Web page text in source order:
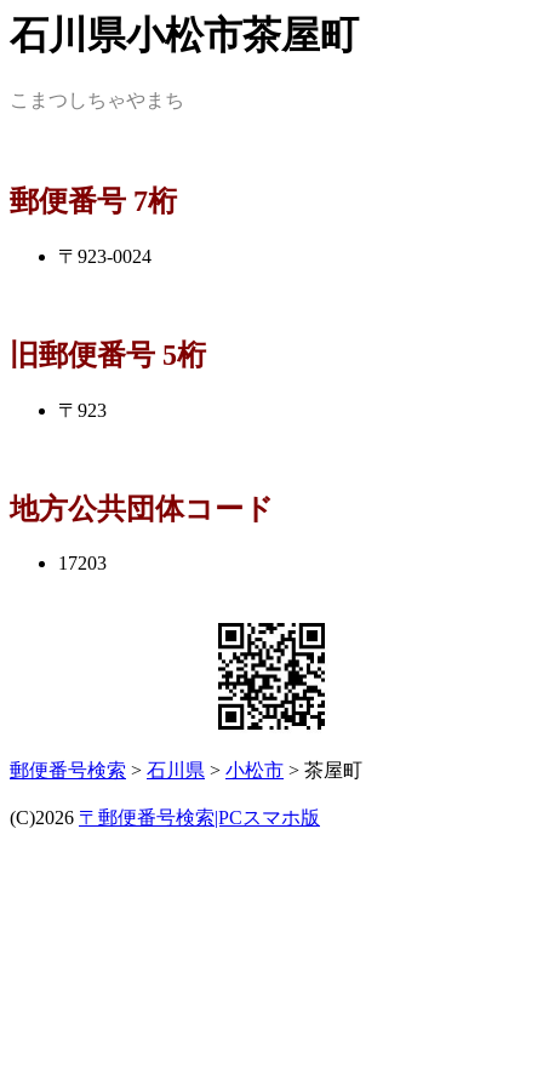
石川県小松市茶屋町
こまつしちゃやまち
郵便番号 7桁
〒923-0024
旧郵便番号 5桁
〒923
地方公共団体コード
17203
郵便番号検索 > 石川県 > 小松市 > 茶屋町
(C)2026 〒郵便番号検索|PCスマホ版